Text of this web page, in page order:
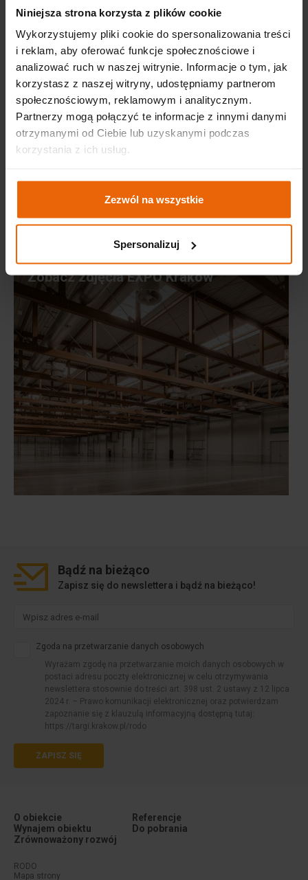
Niniejsza strona korzysta z plików cookie
Wykorzystujemy pliki cookie do spersonalizowania treści
i reklam, aby oferować funkcje społecznościowe i
analizować ruch w naszej witrynie. Informacje o tym, jak
korzystasz z naszej witryny, udostępniamy partnerom
społecznościowym, reklamowym i analitycznym.
Partnerzy mogą połączyć te informacje z innymi danymi
otrzymanymi od Ciebie lub uzyskanymi podczas
korzystania z ich usług.
Zezwól na wszystkie
Spersonalizuj
Sprawdź możliwości organizacyjne
Zobacz zdjęcia EXPO Kraków
Bądź na bieżąco
Zapisz się do newslettera i bądź na bieżąco!
Zgoda na przetwarzanie danych osobowych
Wyrażam zgodę na przetwarzanie moich danych osobowych w
postaci adresu poczty elektronicznej w celu otrzymywania
newslettera stosownie do treści art. 398 ust. 2 ustawy z 12 lipca
2024 r. – Prawo komunikacji elektronicznej oraz potwierdzam
zapoznanie się z klauzulą informacyjną dostępną tutaj:
https://targi.krakow.pl/rodo
ZAPISZ SIĘ
Menu dodatkowe (stopka #1)
O obiekcie
Referencje
Wynajem obiektu
Do pobrania
Zrównoważony rozwój
Menu dodatkowe (stopka #2)
RODO
Mapa strony